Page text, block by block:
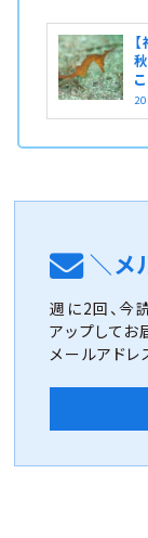
＼メ
週に2回、今
アップして
メールアド